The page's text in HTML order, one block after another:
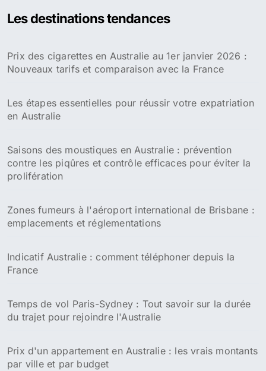
Les destinations tendances
Prix des cigarettes en Australie au 1er janvier 2026 :
Nouveaux tarifs et comparaison avec la France
Les étapes essentielles pour réussir votre expatriation
en Australie
Saisons des moustiques en Australie : prévention
contre les piqûres et contrôle efficaces pour éviter la
prolifération
Zones fumeurs à l'aéroport international de Brisbane :
emplacements et réglementations
Indicatif Australie : comment téléphoner depuis la
France
Temps de vol Paris-Sydney : Tout savoir sur la durée
du trajet pour rejoindre l'Australie
Prix d'un appartement en Australie : les vrais montants
par ville et par budget